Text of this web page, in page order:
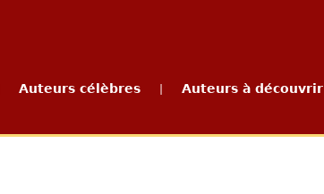
Auteurs célèbres Auteurs à découvrir